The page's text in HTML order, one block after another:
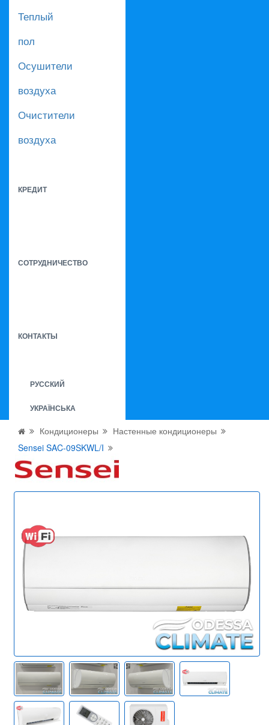
Теплый
пол
Осушители
воздуха
Очистители
воздуха
КРЕДИТ
СОТРУДНИЧЕСТВО
КОНТАКТЫ
РУССКИЙ
УКРАЇНСЬКА
Кондиционеры
Настенные кондиционеры
Sensei SAC-09SKWL/I